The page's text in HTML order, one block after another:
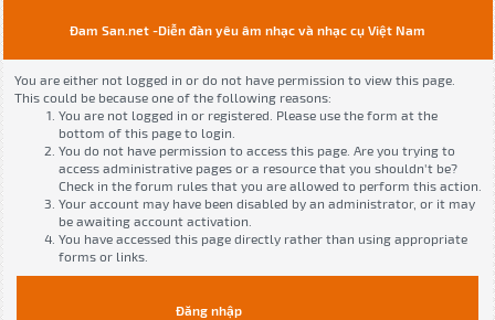
Đam San.net -Diễn đàn yêu âm nhạc và nhạc cụ Việt Nam
You are either not logged in or do not have permission to view this page.
This could be because one of the following reasons:
You are not logged in or registered. Please use the form at the
bottom of this page to login.
You do not have permission to access this page. Are you trying to
access administrative pages or a resource that you shouldn't be?
Check in the forum rules that you are allowed to perform this action.
Your account may have been disabled by an administrator, or it may
be awaiting account activation.
You have accessed this page directly rather than using appropriate
forms or links.
Đăng nhập